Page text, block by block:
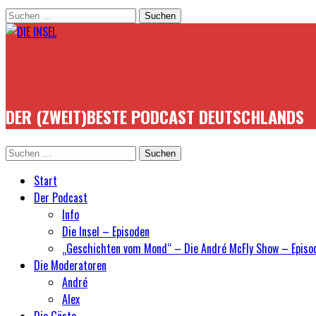
Suchen
nach:
DER (ZWEIT)BESTE PODCAST DEUTSCHLANDS
Suchen
Start
Der Podcast
Info
Die Insel – Episoden
„Geschichten vom Mond“ – Die André McFly Show –
Die Moderatoren
André
Alex